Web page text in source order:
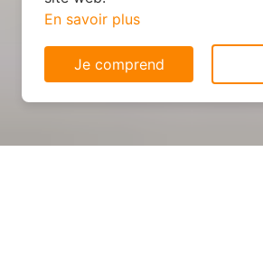
En savoir plus
Je comprend